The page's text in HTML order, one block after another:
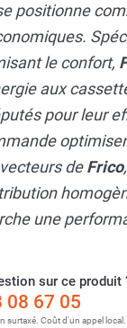
sur
fixe
positionne
le confort,
aux
pour leur
deFrico
une
sur ce produit
08 67 05
surtaxé. Coût d'un appel local.